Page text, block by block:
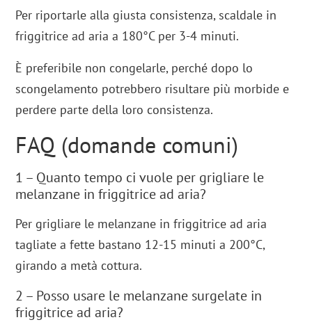
Per riportarle alla giusta consistenza, scaldale in
friggitrice ad aria a 180°C per 3-4 minuti.
È preferibile non congelarle, perché dopo lo
scongelamento potrebbero risultare più morbide e
perdere parte della loro consistenza.
FAQ (domande comuni)
1 – Quanto tempo ci vuole per grigliare le
melanzane in friggitrice ad aria?
Per grigliare le melanzane in friggitrice ad aria
tagliate a fette bastano 12-15 minuti a 200°C,
girando a metà cottura.
2 – Posso usare le melanzane surgelate in
friggitrice ad aria?